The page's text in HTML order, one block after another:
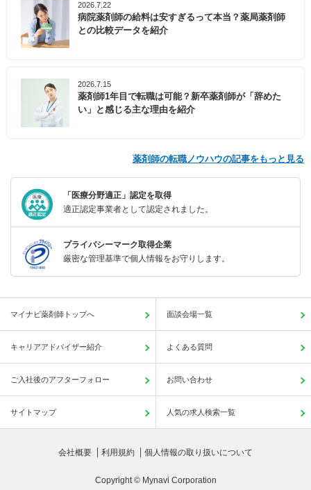
2026.7.22
病院薬剤師の給料は安すぎるって本当？薬局薬剤師
との比較データを紹介
2026.7.15
薬剤師1年目で転職は可能？新卒薬剤師が「辞めた
い」と感じる主な理由を紹介
薬剤師の転職ノウハウの記事をもっと見る
「医療分野適正」認定を取得
適正認定事業者として認定されました。
プライバシーマーク取得企業
厳密な管理基準で個人情報をお守りします。
マイナビ薬剤師トップへ 面談会場一覧
キャリアアドバイザー紹介 よくある質問
ご入社後のアフターフォロー お問い合わせ
サイトマップ 人気の求人検索一覧
会社概要 利用規約 個人情報の取り扱いについて
Copyright © Mynavi Corporation